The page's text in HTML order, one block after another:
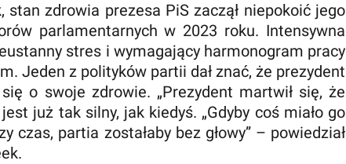
stan zdrowia prezesa PiS zaczął niepokoić jego
parlamentarnych w 2023 roku. Intensywna
stres i wymagający harmonogram pracy
Jeden z polityków partii dał znać, że prezydent
o swoje zdrowie. „Prezydent martwił się, że
już tak silny, jak kiedyś. „Gdyby coś miało go
czas, partia zostałaby bez głowy” – powiedział